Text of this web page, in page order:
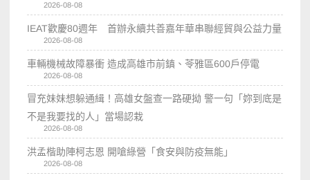
2026-08-08
IEAT歡慶80週年 首辦永續共善嘉年華串聯經貿與公益力量
2026-08-08
車輛機械故障暴衝 造成高雄市前鎮、苓雅區600戶停電
2026-08-08
冒充妹妹想躲通緝！高雄女盤查一路硬拗 警一句「妳到底是
不是我要找的人」當場認栽
2026-08-08
洪孟楷助陣柯志恩 開嗆綠營「食安與防疫無能」
2026-08-08